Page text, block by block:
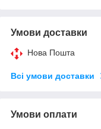
Умови доставки
Нова Пошта
Всі умови доставки
Умови оплати